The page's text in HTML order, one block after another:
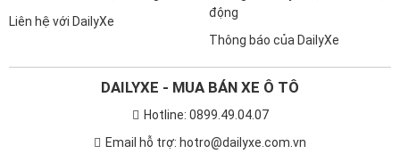
Liên hệ với DailyXe
động
Thông báo của DailyXe
DAILYXE - MUA BÁN XE Ô TÔ
Hotline: 0899.49.04.07
Email hỗ trợ: hotro@dailyxe.com.vn